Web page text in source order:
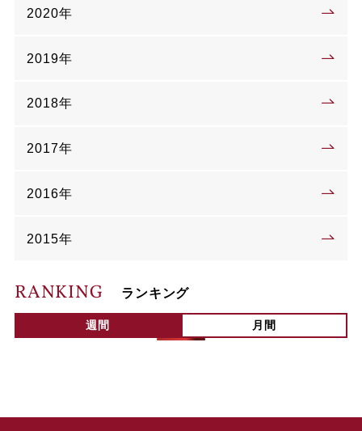
2020年
2019年
2018年
2017年
2016年
2015年
RANKING ランキング
週間 月間